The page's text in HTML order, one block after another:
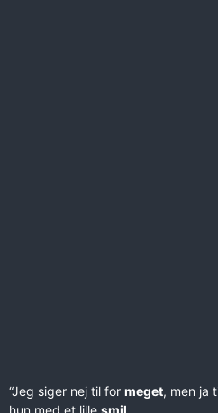
“Jeg siger nej til for meget, men ja
hun med et lille smil.